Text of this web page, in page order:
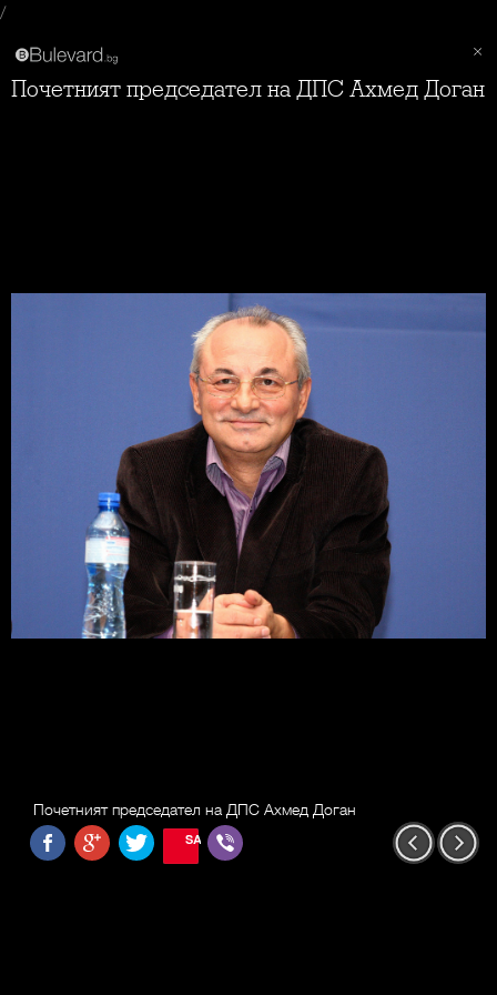
/
Почетният председател на ДПС Ахмед Доган
Почетният председател на ДПС Ахмед Доган
SAVE